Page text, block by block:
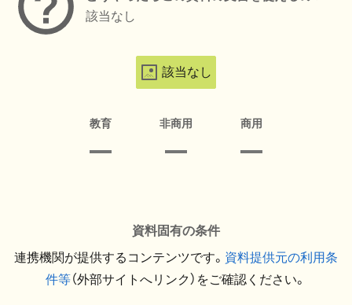
該当なし
該当なし
教育 非商用 商用
資料固有の条件
連携機関が提供するコンテンツです。 資料提供元の利用条
件等（外部サイトへリンク）をご確認ください。